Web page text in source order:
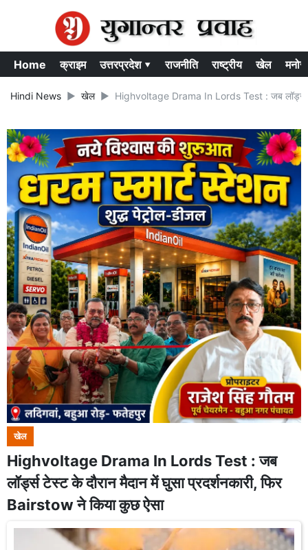
Home क्राइम उत्तरप्रदेश ▾ राजनीति राष्ट्रीय खेल
Hindi News खेल Highvoltage Drama In Lords Test : जब लॉर्ड्स
खेल
Highvoltage Drama In Lords Test : जब
लॉर्ड्स टेस्ट के दौरान मैदान में घुसा प्रदर्शनकारी, फिर
Bairstow ने किया कुछ ऐसा